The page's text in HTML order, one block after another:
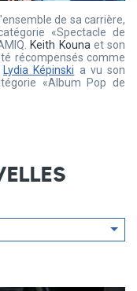
de sa carrière,
«Spectacle de
Keith Kouna et son
récompensés comme
Lydia Képinski a vu son
«Album Pop de